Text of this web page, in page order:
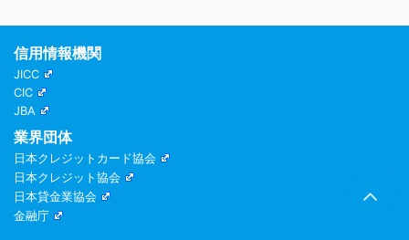
信用情報機関
JICC
CIC
JBA
業界団体
日本クレジットカード協会
日本クレジット協会
日本貸金業協会
金融庁